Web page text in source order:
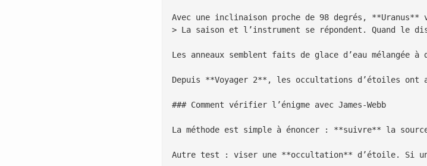
Avec une inclinaison proche de 98 degrés,
> La saison et l’instrument se répondent. Quand le
Les anneaux semblent faits de glace d’eau
Depuis **Voyager 2**, les occultations d’étoiles ont
### Comment vérifier l’énigme avec James-Webb
La méthode est simple à énoncer : **suivre** la
Autre test : viser une **occultation** d’étoile. Si